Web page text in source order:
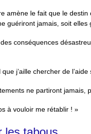
amène le fait que le
guériront jamais, soit
conséquences
j’aille chercher de
ne partiront jamais,
à vouloir me rétablir ! »